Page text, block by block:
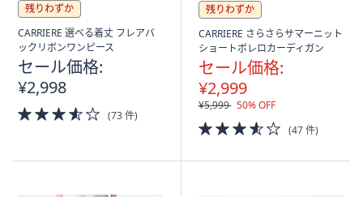
残りわずか
CARRIERE 選べる着丈 フレアバ
ックリボンワンピース
セール価格:
¥2,998
3.5
of
(73 件)
残りわずか
CARRIERE さらさらサマーニット
ショートボレロカーディガン
セール価格:
¥2,999
¥5,999 50% OFF
3.5
of
(47 件)